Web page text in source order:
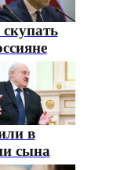
в
сына